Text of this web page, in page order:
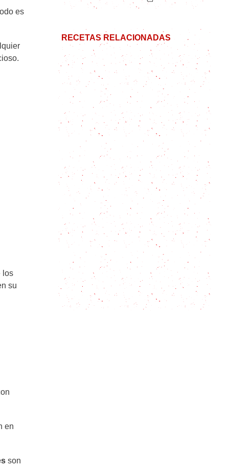
es
los
su
en
son
RECETAS RELACIONADAS
Receta de turrón casero: 3
opciones económicas!
Merengue Suizo: Como hacerlo
paso a paso
Los Buñuelos de Manzana
perfectos son tan fáciles de hacer
que no lo vas a poder creer
Picarones: 9 consejos para
preparar este dulce tradicional del
Perú
Como hacer dulce de leche casero
en 5 pasos
Pestiños, un típico dulce andaluz